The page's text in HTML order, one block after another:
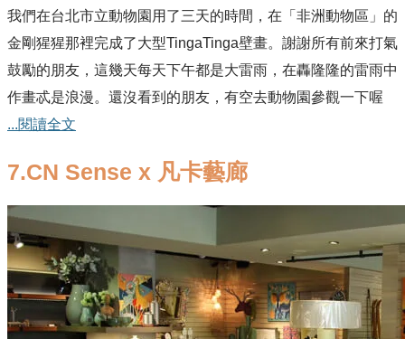
我們在台北市立動物園 用了三天的時間，在 「非洲動物區」的
金剛猩猩那裡完成了大型TingaTinga壁畫。謝謝所有前來打氣
鼓勵的朋友，這幾天每天下午都是大雷雨，在轟隆隆的雷雨中
作畫忒是浪漫。還沒看到的朋友，有空去動物園參觀一下喔
...閱讀全文
7.CN Sense x 凡卡藝廊